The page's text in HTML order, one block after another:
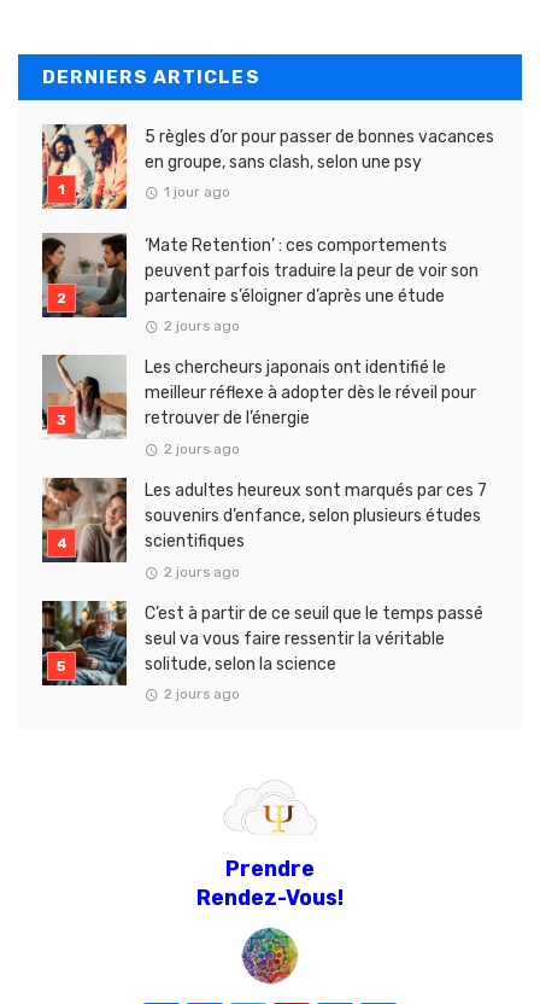
DERNIERS ARTICLES
5 règles d’or pour passer de bonnes vacances
en groupe, sans clash, selon une psy
1 jour ago
‘Mate Retention’ : ces comportements
peuvent parfois traduire la peur de voir son
partenaire s’éloigner d’après une étude
2 jours ago
Les chercheurs japonais ont identifié le
meilleur réflexe à adopter dès le réveil pour
retrouver de l’énergie
2 jours ago
Les adultes heureux sont marqués par ces 7
souvenirs d’enfance, selon plusieurs études
scientifiques
2 jours ago
C’est à partir de ce seuil que le temps passé
seul va vous faire ressentir la véritable
solitude, selon la science
2 jours ago
Prendre
Rendez-Vous!